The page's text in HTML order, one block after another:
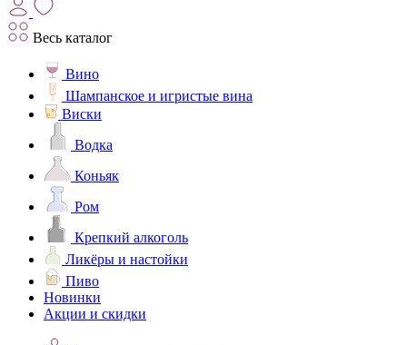
Весь каталог
Вино
Шампанское и игристые вина
Виски
Водка
Коньяк
Ром
Крепкий алкоголь
Ликёры и настойки
Пиво
Новинки
Акции и скидки